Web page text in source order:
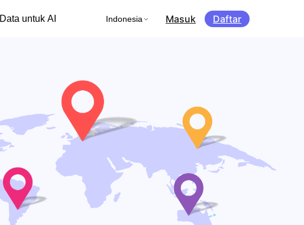
Data untuk AI Indonesia Masuk Daftar